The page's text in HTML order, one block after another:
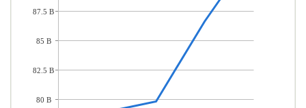
87.5 B
85 B
82.5 B
80 B